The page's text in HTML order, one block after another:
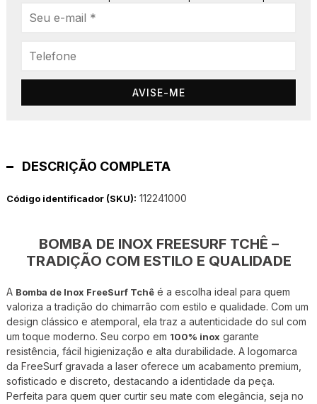
AVISE-ME
DESCRIÇÃO COMPLETA
Código identificador (SKU): 112241000
BOMBA DE INOX FREESURF TCHÊ –
TRADIÇÃO COM ESTILO E QUALIDADE
A Bomba de Inox FreeSurf Tchêé a escolha ideal para quem
valoriza a tradição do chimarrão com estilo e qualidade. Com um
design clássico e atemporal, ela traz a autenticidade do sul com
um toque moderno. Seu corpo em 100% inox garante
resistência, fácil higienização e alta durabilidade. A logomarca
da FreeSurf gravada a laser oferece um acabamento premium,
sofisticado e discreto, destacando a identidade da peça.
Perfeita para quem quer curtir seu mate com elegância, seja no